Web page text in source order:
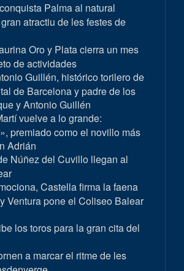
Palma al natural
atractiu de les festes de
Oro y Plata cierra un mes
de actividades
Guillén, histórico torilero de
de Barcelona y padre de los
y Antonio Guillén
vuelve a lo grande:
premiado como el novillo más
Adrián
Núñez del Cuvillo llegan al
Castella firma la faena
Ventura pone el Coliseo Balear
los toros para la gran cita del
a marcar el ritme de les